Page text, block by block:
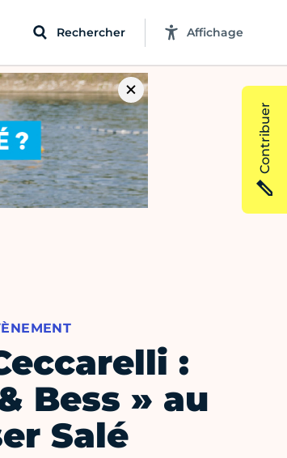
Rechercher Affichage
:
Bess » au
Salé
Contribuer